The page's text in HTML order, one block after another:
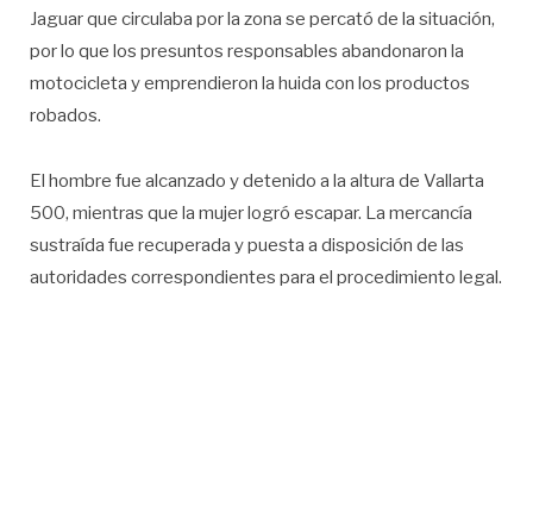
Jaguar que circulaba por la zona se percató de la situación,
por lo que los presuntos responsables abandonaron la
motocicleta y emprendieron la huida con los productos
robados.
El hombre fue alcanzado y detenido a la altura de Vallarta
500, mientras que la mujer logró escapar. La mercancía
sustraída fue recuperada y puesta a disposición de las
autoridades correspondientes para el procedimiento legal.